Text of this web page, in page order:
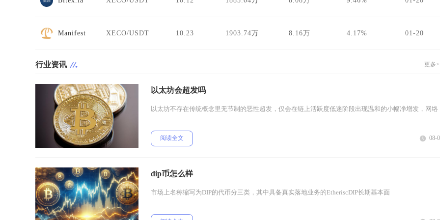
Manifest XECO/USDT 10.23 1903.74万 8.16万 4.17% 01-20
行业资讯 更多
以太坊会超发吗
以太坊不存在传统概念里无节制的恶性超发，仅会在链上活跃度低迷阶段出现温和的小幅净增发，网络
阅读全文 08-
dip币怎么样
市场上名称缩写为DIP的代币分三类，其中具备真实落地业务的EtheriscDIP长期基本面